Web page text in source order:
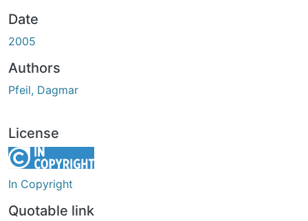
Date
2005
Authors
Pfeil, Dagmar
License
In Copyright
Quotable link